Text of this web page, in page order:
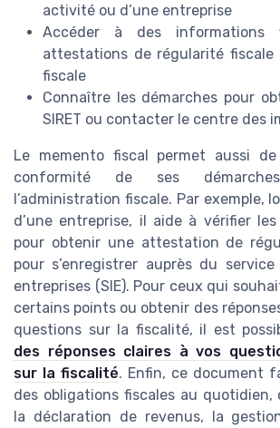
activité ou d’une entreprise
Accéder à des informations
attestations de régularité fiscale
fiscale
Connaître les démarches pour
SIRET ou contacter le centre des
Le memento fiscal permet aussi de
conformité de ses
l’administration fiscale. Par exemple,
d’une entreprise, il aide à vérifier
pour obtenir une attestation de
pour s’enregistrer auprès du
entreprises (SIE). Pour ceux qui
certains points ou obtenir des
questions sur la fiscalité, il est
des réponses claires à vos
sur la fiscalité. Enfin, ce document
des obligations fiscales au quotidien,
la déclaration de revenus, la